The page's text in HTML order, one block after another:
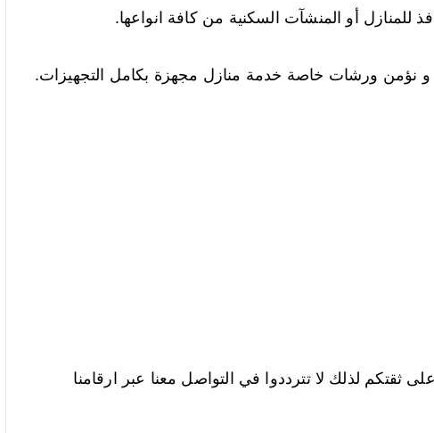
للمنازل أو المنشآت السكنية من كافة انواعها.
و نؤمن ورشات خاصة خدمة منازل مجهزة بكامل التجهيزات.
ثقتكم لذلك لا تترددوا في التواصل معنا عبر ارقامنا